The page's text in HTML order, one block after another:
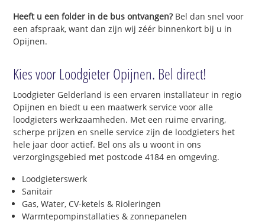
Heeft u een folder in de bus ontvangen?Bel dan snel voor
een afspraak, want dan zijn wij zéér binnenkort bij u in
Opijnen.
Kies voor Loodgieter Opijnen. Bel direct!
Loodgieter Gelderland is een ervaren installateur in regio
Opijnen en biedt u een maatwerk service voor alle
loodgieters werkzaamheden. Met een ruime ervaring,
scherpe prijzen en snelle service zijn de loodgieters het
hele jaar door actief. Bel ons als u woont in ons
verzorgingsgebied met postcode 4184 en omgeving.
Loodgieterswerk
Sanitair
Gas, Water, CV-ketels & Rioleringen
Warmtepompinstallaties & zonnepanelen